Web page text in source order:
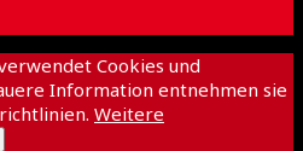
Cookies und
Information entnehmen sie
Weitere